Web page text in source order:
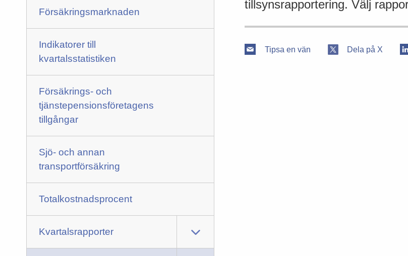
Försäkringsmarknaden
Indikatorer till
kvartalsstatistiken
Försäkrings- och
tjänstepensionsföretagens
tillgångar
Sjö- och annan
transportförsäkring
Totalkostnadsprocent
Kvartalsrapporter
tillsynsrapportering. Välj
Tipsa en vän Dela på X